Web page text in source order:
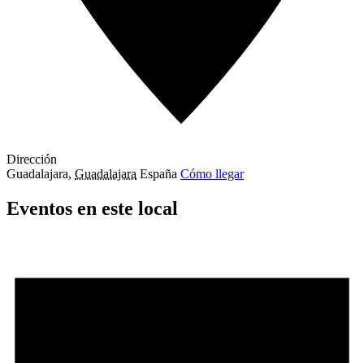
Dirección
Guadalajara, Guadalajara España Cómo llegar
Eventos en este local